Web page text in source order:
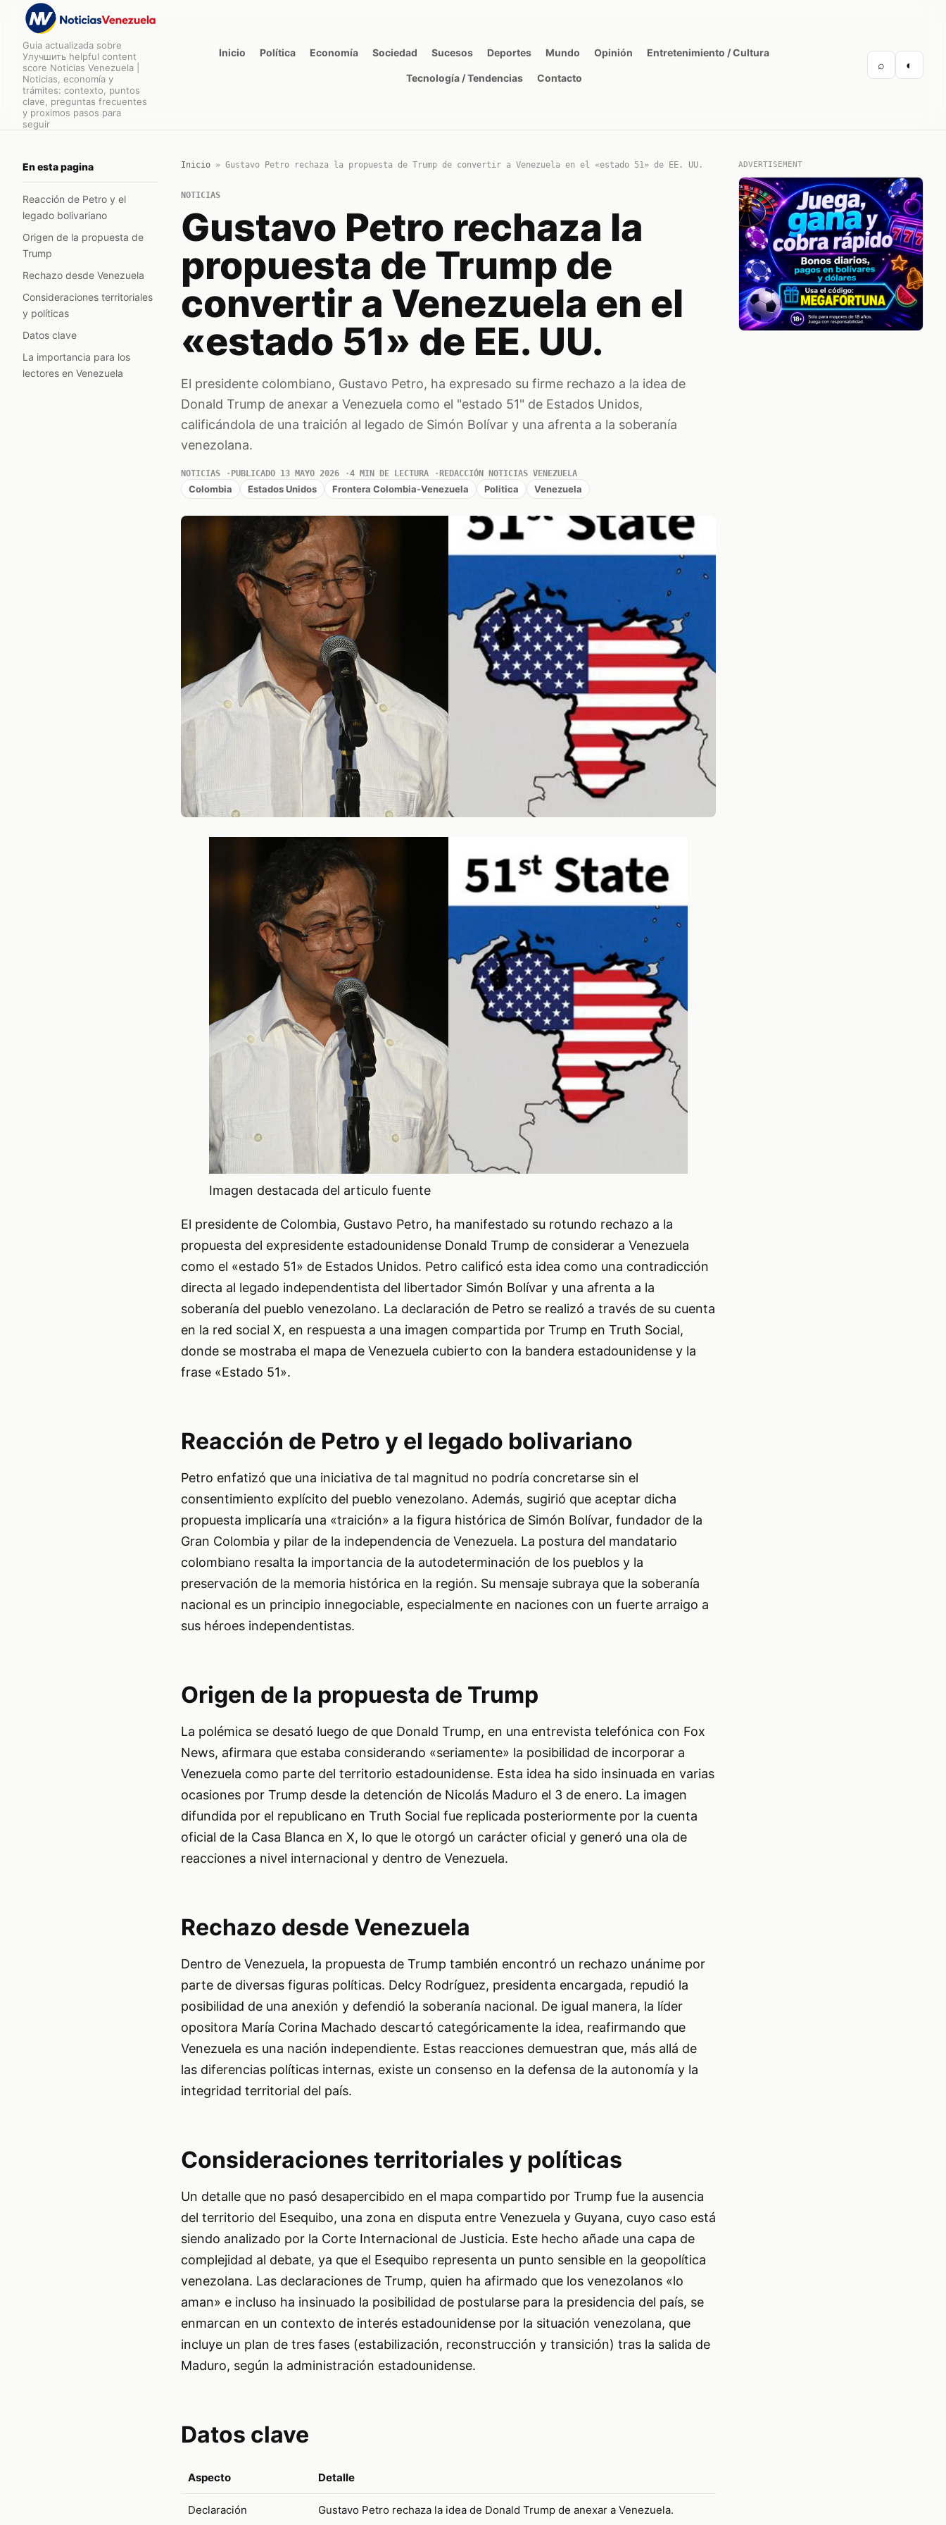
Guia actualizada sobre
Улучшить helpful content
score Noticias Venezuela |
Noticias, economía y
trámites: contexto, puntos
clave, preguntas frecuentes
y proximos pasos para
seguir
Inicio Política Economía Sociedad Sucesos Deportes Mundo Opinión Entretenimiento / Cultura
Tecnología / Tendencias Contacto
⌕ ◐
En esta pagina
Reacción de Petro y el
legado bolivariano
Origen de la propuesta de
Trump
Rechazo desde Venezuela
Consideraciones territoriales
y políticas
Datos clave
La importancia para los
lectores en Venezuela
Inicio» Gustavo Petro rechaza la propuesta de Trump de convertir a Venezuela en el «estado 51» de EE. UU.
NOTICIAS
Gustavo Petro rechaza la
propuesta de Trump de
convertir a Venezuela en el
«estado 51» de EE. UU.
El presidente colombiano, Gustavo Petro, ha expresado su firme rechazo a la idea de
Donald Trump de anexar a Venezuela como el "estado 51" de Estados Unidos,
calificándola de una traición al legado de Simón Bolívar y una afrenta a la soberanía
venezolana.
NOTICIAS PUBLICADO 13 MAYO 2026 4 MIN DE LECTURA REDACCIÓN NOTICIAS VENEZUELA
Colombia Estados Unidos Frontera Colombia-Venezuela Politica Venezuela
Imagen destacada del articulo fuente
El presidente de Colombia, Gustavo Petro, ha manifestado su rotundo rechazo a la
propuesta del expresidente estadounidense Donald Trump de considerar a Venezuela
como el «estado 51» de Estados Unidos. Petro calificó esta idea como una contradicción
directa al legado independentista del libertador Simón Bolívar y una afrenta a la
soberanía del pueblo venezolano. La declaración de Petro se realizó a través de su cuenta
en la red social X, en respuesta a una imagen compartida por Trump en Truth Social,
donde se mostraba el mapa de Venezuela cubierto con la bandera estadounidense y la
frase «Estado 51».
Reacción de Petro y el legado bolivariano
Petro enfatizó que una iniciativa de tal magnitud no podría concretarse sin el
consentimiento explícito del pueblo venezolano. Además, sugirió que aceptar dicha
propuesta implicaría una «traición» a la figura histórica de Simón Bolívar, fundador de la
Gran Colombia y pilar de la independencia de Venezuela. La postura del mandatario
colombiano resalta la importancia de la autodeterminación de los pueblos y la
preservación de la memoria histórica en la región. Su mensaje subraya que la soberanía
nacional es un principio innegociable, especialmente en naciones con un fuerte arraigo a
sus héroes independentistas.
Origen de la propuesta de Trump
La polémica se desató luego de que Donald Trump, en una entrevista telefónica con Fox
News, afirmara que estaba considerando «seriamente» la posibilidad de incorporar a
Venezuela como parte del territorio estadounidense. Esta idea ha sido insinuada en varias
ocasiones por Trump desde la detención de Nicolás Maduro el 3 de enero. La imagen
difundida por el republicano en Truth Social fue replicada posteriormente por la cuenta
oficial de la Casa Blanca en X, lo que le otorgó un carácter oficial y generó una ola de
reacciones a nivel internacional y dentro de Venezuela.
Rechazo desde Venezuela
Dentro de Venezuela, la propuesta de Trump también encontró un rechazo unánime por
parte de diversas figuras políticas. Delcy Rodríguez, presidenta encargada, repudió la
posibilidad de una anexión y defendió la soberanía nacional. De igual manera, la líder
opositora María Corina Machado descartó categóricamente la idea, reafirmando que
Venezuela es una nación independiente. Estas reacciones demuestran que, más allá de
las diferencias políticas internas, existe un consenso en la defensa de la autonomía y la
integridad territorial del país.
Consideraciones territoriales y políticas
Un detalle que no pasó desapercibido en el mapa compartido por Trump fue la ausencia
del territorio del Esequibo, una zona en disputa entre Venezuela y Guyana, cuyo caso está
siendo analizado por la Corte Internacional de Justicia. Este hecho añade una capa de
complejidad al debate, ya que el Esequibo representa un punto sensible en la geopolítica
venezolana. Las declaraciones de Trump, quien ha afirmado que los venezolanos «lo
aman» e incluso ha insinuado la posibilidad de postularse para la presidencia del país, se
enmarcan en un contexto de interés estadounidense por la situación venezolana, que
incluye un plan de tres fases (estabilización, reconstrucción y transición) tras la salida de
Maduro, según la administración estadounidense.
Datos clave
Aspecto Detalle
Declaración Gustavo Petro rechaza la idea de Donald Trump de anexar a Venezuela.
ADVERTISEMENT